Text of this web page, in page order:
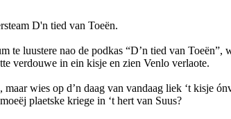
D'n tied van Toeën.
luustere nao de podkas “D’n tied van
verdouwe in ein kisje en zien Venlo verlaote.
wies op d’n daag van vandaag liek ‘t kisje
plaetske kriege in ‘t hert van Suus?